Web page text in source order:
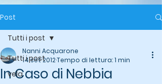
Post
Tutti i post
vela
Tutti i post
In Caso di Nebbia
Nanni Acquarone
14 set 2012Tempo di lettura: 1 min